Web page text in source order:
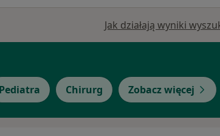
Jak działają wyniki
Pediatra Chirurg Zobacz więcej